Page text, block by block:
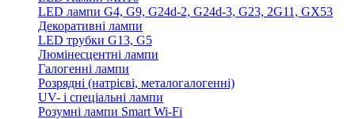
LED лампи G4, G9, G24d-2, G24d-3, G23, 2G11, GX53
Декоративні лампи
LED трубки G13, G5
Люмінесцентні лампи
Галогенні лампи
Розрядні (натрієві, металогалогенні)
UV- і спеціальні лампи
Розумні лампи Smart Wi-Fi